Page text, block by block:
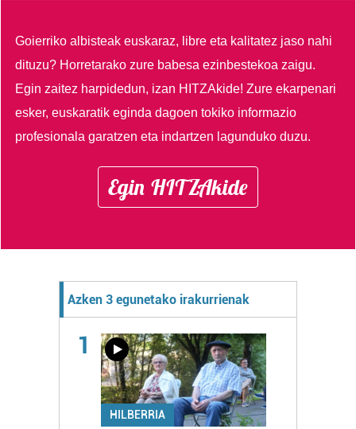
Goierriko albisteak euskaraz, libre eta kalitatez jaso nahi
dituzu? Horretarako zure babesa ezinbestekoa zaigu.
Egin zaitez harpidedun, izan HITZAkide!Zure ekarpenari
esker, euskaratik eginda dagoen tokiko informazio
profesionala garatzen eta indartzen lagunduko duzu.
Egin HITZAkide
Azken 3 egunetako irakurrienak
1
HILBERRIA